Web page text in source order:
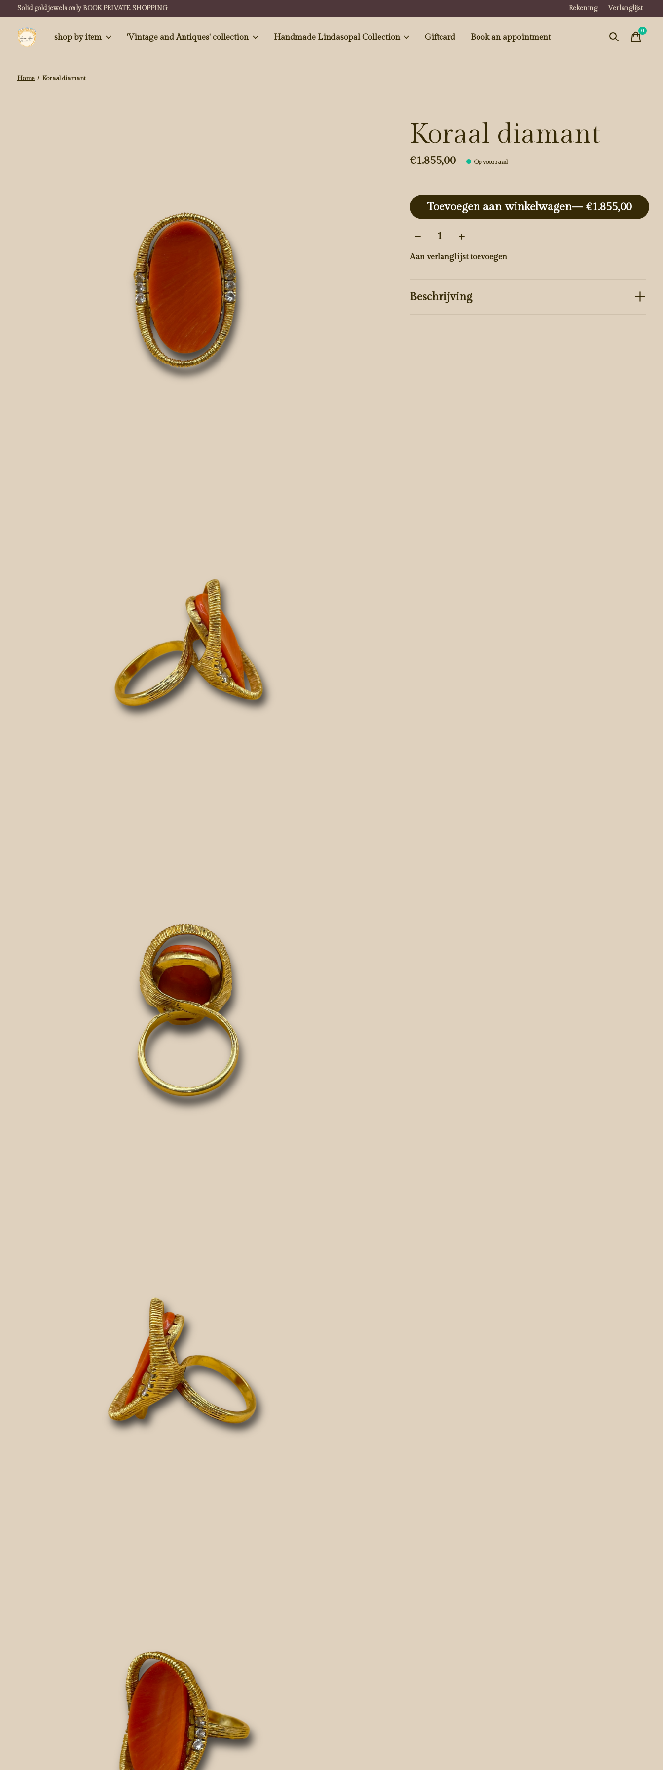
Solid gold jewels onlyBOOK PRIVATE SHOPPING Rekening Verlanglijst
shop by item 'Vintage and Antiques' collection Handmade Lindasopal Collection Giftcard Book an appointment
0items
Home / Koraal diamant
Koraal diamant
€1.855,00 Op voorraad
Toevoegen aan winkelwagen
— €1.855,00
Aantal:
Aan verlanglijst toevoegen
Beschrijving